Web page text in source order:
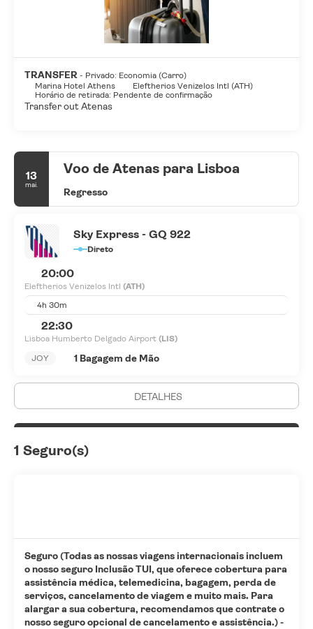
TRANSFER - Privado: Economia (Carro)
Marina Hotel Athens
Eleftherios Venizelos Intl (ATH)
Horário de retirada: Pendente de confirmação
Transfer out Atenas
13
mai.
Voo de Atenas para Lisboa
Regresso
Sky Express - GQ 922
Direto
20:00
Eleftherios Venizelos Intl (ATH)
4h 30m
22:30
Lisboa Humberto Delgado Airport (LIS)
JOY
1 Bagagem de Mão
DETALHES
1 Seguro(s)
Seguro (Todas as nossas viagens internacionais incluem
o nosso seguro Inclusão TUI, que oferece cobertura para
assistência médica, telemedicina, bagagem, perda de
serviços, cancelamento de viagem e muito mais. Para
alargar a sua cobertura, recomendamos que contrate o
nosso seguro opcional de cancelamento e assistência.) -